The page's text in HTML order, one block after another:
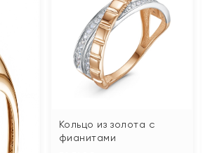
Кольцо из золота с
фианитами